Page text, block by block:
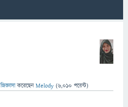
জিজ্ঞাসাকরেছেনMelody (6,010 পয়েন্ট)